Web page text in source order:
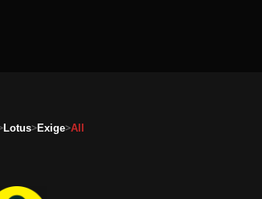
Lotus>Exige>All